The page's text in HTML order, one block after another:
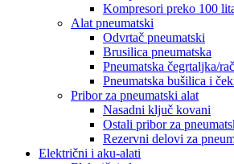
Kompresori preko 100
Alat pneumatski
Odvrtač pneumatski
Brusilica pneumatska
Pneumatska čegrtaljka/
Pneumatska bušilica i
Pribor za pneumatski alat
Nasadni ključ kovani
Ostali pribor za
Rezervni delovi za
Električni i aku-alati